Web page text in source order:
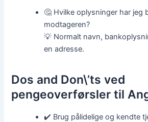
🤔 Hvilke oplysninger har jeg
modtageren?
💡 Normalt navn,
en adresse.
Dos and Don\’ts ved
pengeoverførsler til
✔️ Brug pålidelige og kendte